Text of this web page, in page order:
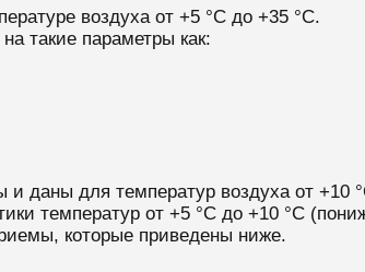
воздуха от +5 °С до +35 °С.
такие параметры как:
даны для температур воздуха от +10
температур от +5 °С до +10 °С
которые приведены ниже.